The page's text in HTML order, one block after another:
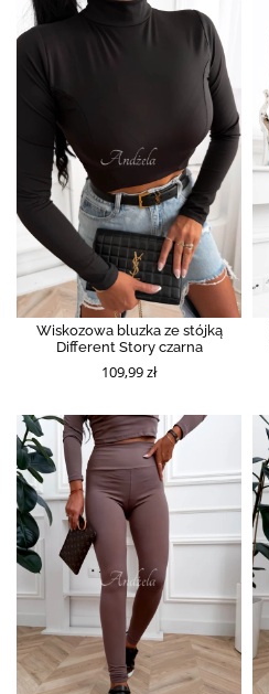
Wiskozowa bluzka ze stójką
Different Story czarna
109,99 zł